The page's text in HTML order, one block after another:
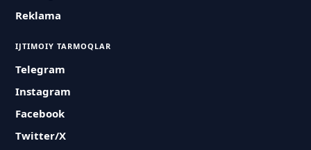
Reklama
IJTIMOIY TARMOQLAR
Telegram
Instagram
Facebook
Twitter/X